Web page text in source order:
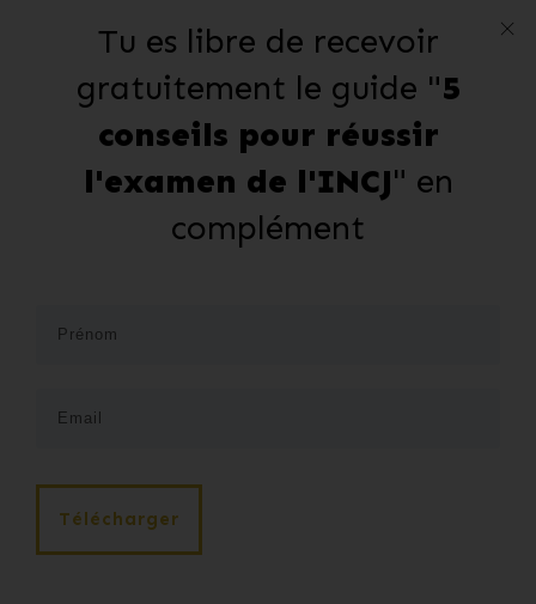
Tu es libre de recevoir
gratuitement le guide "5
conseils pour réussir
l'examen de l'INCJ" en
complément
Télécharger